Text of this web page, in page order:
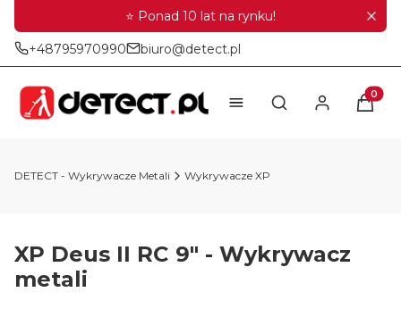
⭐ Ponad 10 lat na rynku!
+48795970990 biuro@detect.pl
Otwórz
DETECT - Wykrywacze Metali Wykrywacze XP
XP Deus II RC 9" - Wykrywacz
metali